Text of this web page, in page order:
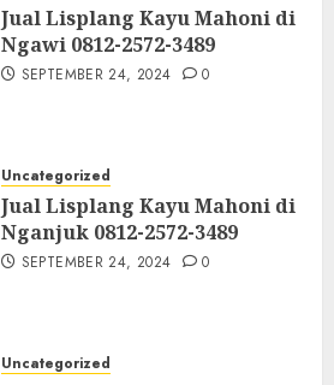
Jual Lisplang Kayu Mahoni di
Ngawi 0812-2572-3489
SEPTEMBER 24, 2024 0
Uncategorized
Jual Lisplang Kayu Mahoni di
Nganjuk 0812-2572-3489
SEPTEMBER 24, 2024 0
Uncategorized